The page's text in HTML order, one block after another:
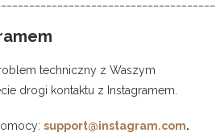
techniczny z Waszym
drogi kontaktu z Instagramem.
support@instagram.com.